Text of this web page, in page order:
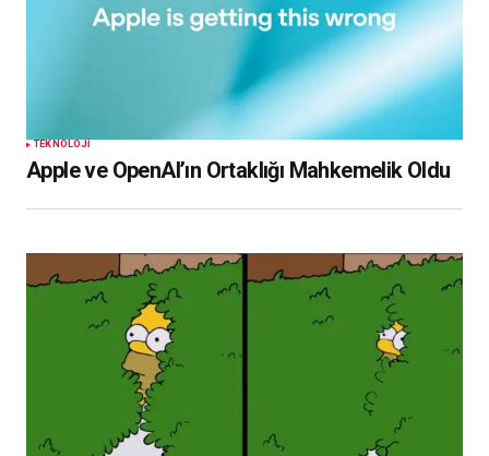
TEKNOLOJI
Apple ve OpenAI’ın Ortaklığı Mahkemelik Oldu